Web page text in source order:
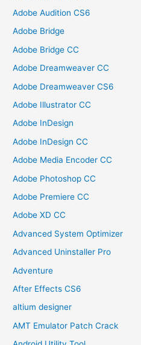
Adobe Audition CS6
Adobe Bridge
Adobe Bridge CC
Adobe Dreamweaver CC
Adobe Dreamweaver CS6
Adobe Illustrator CC
Adobe InDesign
Adobe InDesign CC
Adobe Media Encoder CC
Adobe Photoshop CC
Adobe Premiere CC
Adobe XD CC
Advanced System Optimizer
Advanced Uninstaller Pro
Adventure
After Effects CS6
altium designer
AMT Emulator Patch Crack